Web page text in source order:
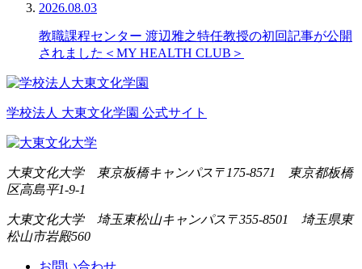
2026.08.03
教職課程センター 渡辺雅之特任教授の初回記事が公開
されました＜MY HEALTH CLUB＞
学校法人 大東文化学園 公式サイト
大東文化大学 東京板橋キャンパス 〒175-8571 東京都板橋
区高島平1-9-1
大東文化大学 埼玉東松山キャンパス 〒355-8501 埼玉県東
松山市岩殿560
お問い合わせ